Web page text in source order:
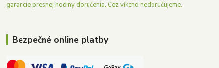
garancie presnej hodiny doručenia. Cez víkend nedoručujeme.
Bezpečné online platby